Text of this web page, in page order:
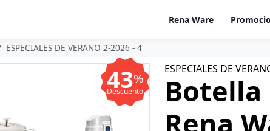
Rena Ware
ESPECIALES DE VERANO 2-2026 - 4
ESPECIALES DE
Rena
43%
Descuento